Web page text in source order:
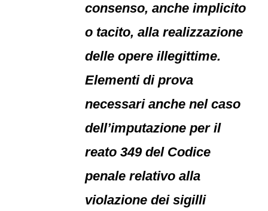
consenso, anche implicito
o tacito, alla realizzazione
delle opere illegittime.
Elementi di prova
necessari anche nel caso
dell’imputazione per il
reato 349 del Codice
penale relativo alla
violazione dei sigilli